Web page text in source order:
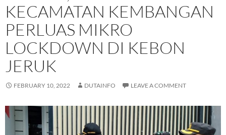
KECAMATAN KEMBANGAN
PERLUAS MIKRO
LOCKDOWN DI KEBON
JERUK
FEBRUARY 10, 2022 DUTAINFO LEAVE A COMMENT